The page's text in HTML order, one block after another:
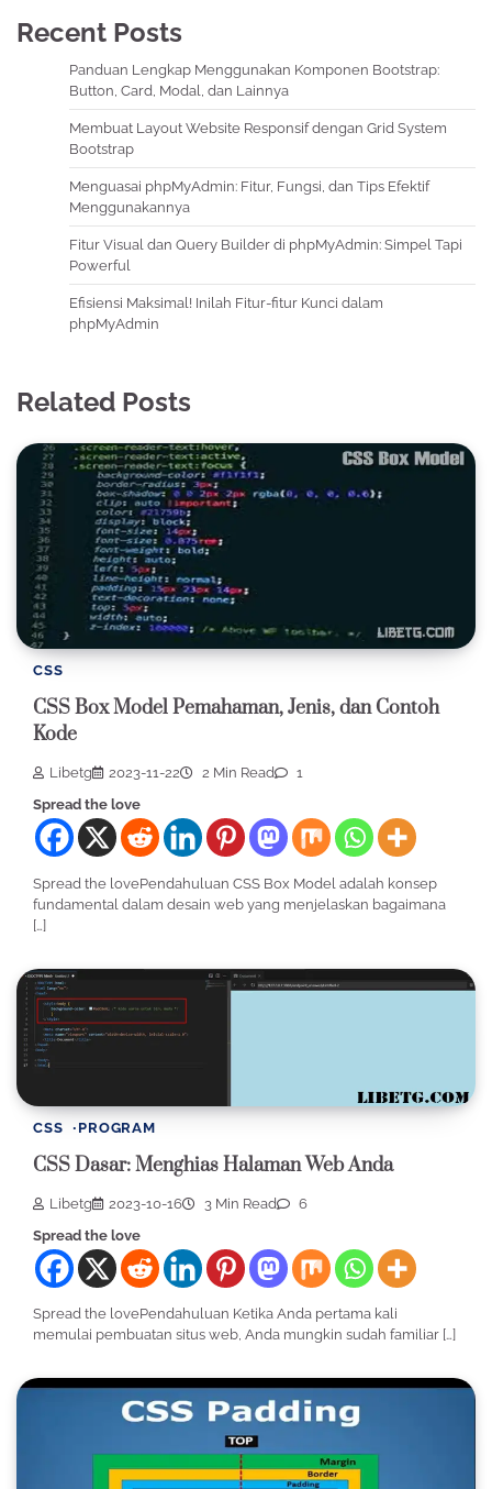
Recent Posts
Panduan Lengkap Menggunakan Komponen Bootstrap:
Button, Card, Modal, dan Lainnya
Membuat Layout Website Responsif dengan Grid System
Bootstrap
Menguasai phpMyAdmin: Fitur, Fungsi, dan Tips Efektif
Menggunakannya
Fitur Visual dan Query Builder di phpMyAdmin: Simpel Tapi
Powerful
Efisiensi Maksimal! Inilah Fitur-fitur Kunci dalam
phpMyAdmin
Related Posts
CSS
CSS Box Model Pemahaman, Jenis, dan Contoh
Kode
Libetg 2023-11-22 2 Min Read
1
Spread the love
Spread the lovePendahuluan CSS Box Model adalah konsep
fundamental dalam desain web yang menjelaskan bagaimana
[…]
CSS PROGRAM
CSS Dasar: Menghias Halaman Web Anda
Libetg 2023-10-16 3 Min Read
6
Spread the love
Spread the lovePendahuluan Ketika Anda pertama kali
memulai pembuatan situs web, Anda mungkin sudah familiar […]